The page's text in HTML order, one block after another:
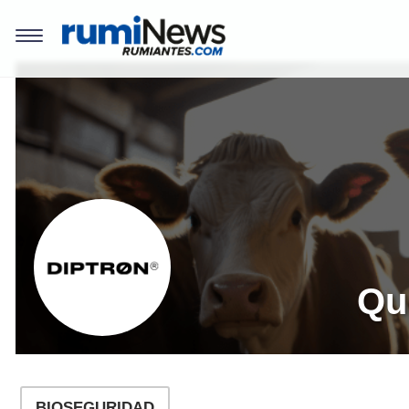
REVISTAS
REGISTRO
EVENTOS
LOGIN
Bioseguridad
Comercialización
Instalaciones y
Equipos
Investigación
Manejo y Bienestar
Animal
Nutrición y
Alimentación
Patología y
Diagnóstico
Salud y Bienestar
en el ordeño
Diarreas en
Terneros
Alternativas para un
uso responsable
los antibióticos
Agalaxia